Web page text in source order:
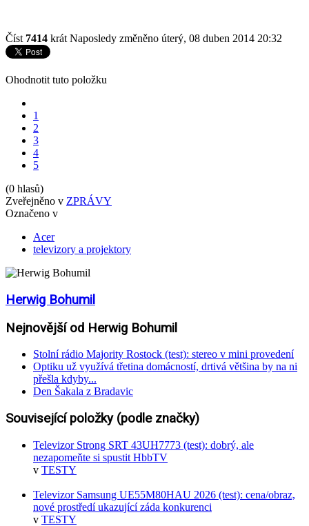
Číst 7414 krát Naposledy změněno úterý, 08 duben 2014 20:32
Ohodnotit tuto položku
1
2
3
4
5
(0 hlasů)
Zveřejněno v ZPRÁVY
Označeno v
Acer
televizory a projektory
Herwig Bohumil
Nejnovější od Herwig Bohumil
Stolní rádio Majority Rostock (test): stereo v mini provedení
Optiku už využívá třetina domácností, drtivá většina by na ni
přešla kdyby...
Den Šakala z Bradavic
Související položky (podle značky)
Televizor Strong SRT 43UH7773 (test): dobrý, ale
nezapomeňte si spustit HbbTV
v TESTY
Televizor Samsung UE55M80HAU 2026 (test): cena/obraz,
nové prostředí ukazující záda konkurenci
v TESTY